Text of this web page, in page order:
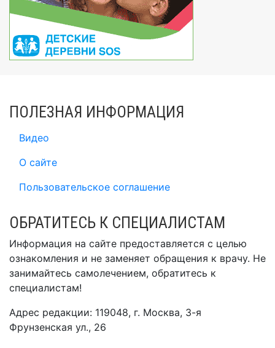
ПОЛЕЗНАЯ ИНФОРМАЦИЯ
Видео
О сайте
Пользовательское соглашение
ОБРАТИТЕСЬ К СПЕЦИАЛИСТАМ
Информация на сайте предоставляется с целью
ознакомления и не заменяет обращения к врачу. Не
занимайтесь самолечением, обратитесь к
специалистам!
Адрес редакции: 119048, г. Москва, 3-я
Фрунзенская ул., 26